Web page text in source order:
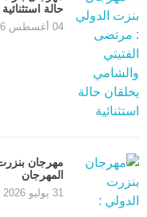
حالة استثنائية
04 أغسطس 2026
مهرجان
المهرجان
31 يوليو 2026